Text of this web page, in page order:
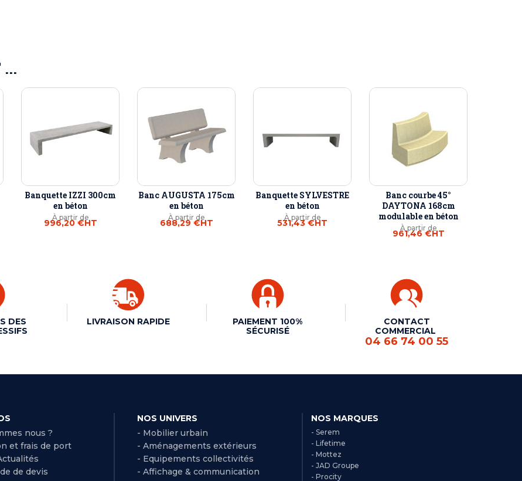
Banquette IZZI 300cm
en béton
À partir de
996,20 €HT
Banc AUGUSTA 175cm
en béton
À partir de
688,29 €HT
Banquette SYLVESTRE
en béton
À partir de
531,43 €HT
Banc courbe 45°
DAYTONA 168cm
modulable en béton
À partir de
961,46 €HT
DES
LIVRAISON RAPIDE
PAIEMENT 100%
SÉCURISÉ
CONTACT
COMMERCIAL
04 66 74 00 55
nous ?
et frais de port
de devis
NOS UNIVERS
- Mobilier urbain
- Aménagements extérieurs
- Equipements collectivités
- Affichage & communication
NOS MARQUES
- Serem
- Lifetime
- Mottez
- JAD Groupe
- Procity